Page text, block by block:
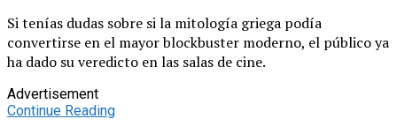
Si tenías dudas sobre si la mitología griega podía
convertirse en el mayor blockbuster moderno, el público ya
ha dado su veredicto en las salas de cine.
Advertisement
Continue Reading